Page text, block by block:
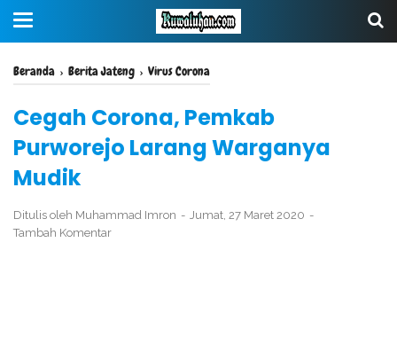
Beranda › Berita Jateng › Virus Corona
Cegah Corona, Pemkab
Purworejo Larang Warganya
Mudik
Ditulis oleh Muhammad Imron
Jumat, 27 Maret 2020
Tambah Komentar